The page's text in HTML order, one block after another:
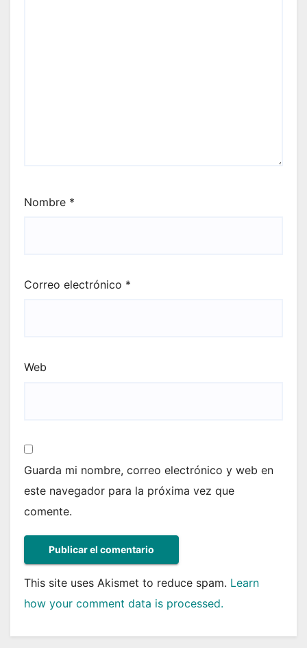
Nombre *
Correo electrónico *
Web
Guarda mi nombre, correo electrónico y web en
este navegador para la próxima vez que
comente.
This site uses Akismet to reduce spam. Learn
how your comment data is processed.